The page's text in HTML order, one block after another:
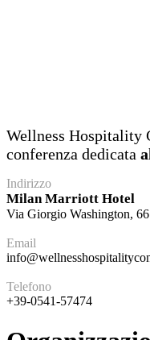
Wellness Hospitality
conferenza dedicata
Indirizzo
Milan Marriott Hotel
Via Giorgio Washington,
Email
Telefono
+39-0541-57474